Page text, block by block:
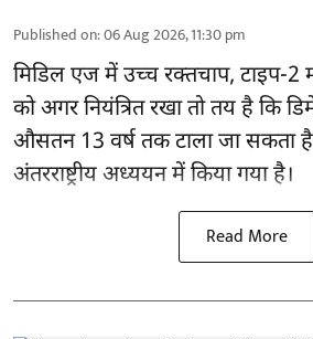
Published on:06 Aug 2026, 11:30 pm
मिडिल एज में उच्च रक्तचाप, टाइप-2
को अगर नियंत्रित रखा तो तय है कि
औसतन 13 वर्ष तक टाला जा सकता
अंतरराष्ट्रीयअध्ययनमें किया गया है।
Read More